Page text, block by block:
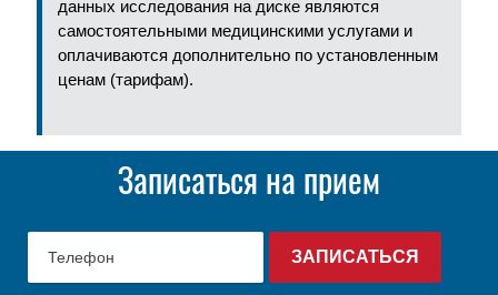
данных исследования на диске являются
самостоятельными медицинскими услугами и
оплачиваются дополнительно по установленным
ценам (тарифам).
Записаться на прием